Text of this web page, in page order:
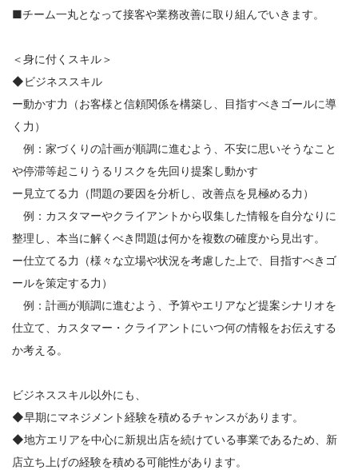
■チーム一丸となって接客や業務改善に取り組んでいきます。
＜身に付くスキル＞
◆ビジネススキル
ー動かす力（お客様と信頼関係を構築し、目指すべきゴールに導
く力）
例：家づくりの計画が順調に進むよう、不安に思いそうなこと
や停滞等起こりうるリスクを先回り提案し動かす
ー見立てる力（問題の要因を分析し、改善点を見極める力）
例：カスタマーやクライアントから収集した情報を自分なりに
整理し、本当に解くべき問題は何かを複数の確度から見出す。
ー仕立てる力（様々な立場や状況を考慮した上で、目指すべきゴ
ールを策定する力）
例：計画が順調に進むよう、予算やエリアなど提案シナリオを
仕立て、カスタマー・クライアントにいつ何の情報をお伝えする
か考える。
ビジネススキル以外にも、
◆早期にマネジメント経験を積めるチャンスがあります。
◆地方エリアを中心に新規出店を続けている事業であるため、新
店立ち上げの経験を積める可能性があります。